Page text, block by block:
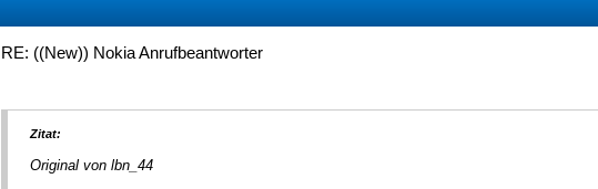
RE: ((New)) Nokia Anrufbeantworter
Zitat:
Original von lbn_44